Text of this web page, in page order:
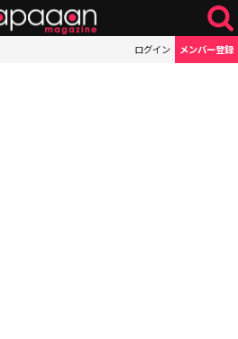
ログイン メンバー登録